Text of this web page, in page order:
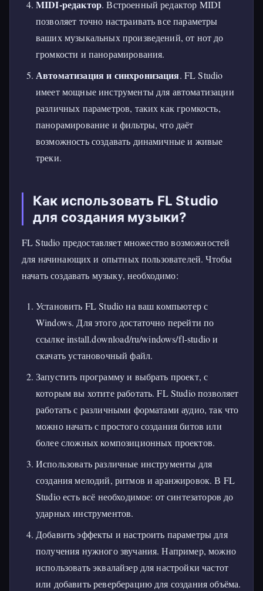
MIDI-редактор. Встроенный редактор MIDI
позволяет точно настраивать все параметры
ваших музыкальных произведений, от нот до
громкости и панорамирования.
Автоматизация и синхронизация. FL Studio
имеет мощные инструменты для автоматизации
различных параметров, таких как громкость,
панорамирование и фильтры, что даёт
возможность создавать динамичные и живые
треки.
Как использовать FL Studio
для создания музыки?
FL Studio предоставляет множество возможностей
для начинающих и опытных пользователей. Чтобы
начать создавать музыку, необходимо:
Установить FL Studio на ваш компьютер с
Windows. Для этого достаточно перейти по
ссылке install.download/ru/windows/fl-studio и
скачать установочный файл.
Запустить программу и выбрать проект, с
которым вы хотите работать. FL Studio позволяет
работать с различными форматами аудио, так что
можно начать с простого создания битов или
более сложных композиционных проектов.
Использовать различные инструменты для
создания мелодий, ритмов и аранжировок. В FL
Studio есть всё необходимое: от синтезаторов до
ударных инструментов.
Добавить эффекты и настроить параметры для
получения нужного звучания. Например, можно
использовать эквалайзер для настройки частот
или добавить реверберацию для создания объёма.